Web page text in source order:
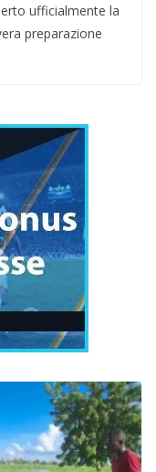
ufficialmente la
preparazione